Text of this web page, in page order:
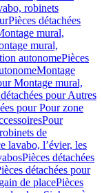
robinets
Pièces détachées
mural,
mural,
autonomePièces
Montage
Montage mural,
pour Autres
pour Pour zone
Pour
de
lavabo, l’évier, les
Pièces détachées
détachées pour
de placePièces